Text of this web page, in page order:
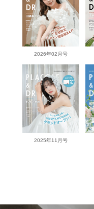
2026年02月号
2025年11月号